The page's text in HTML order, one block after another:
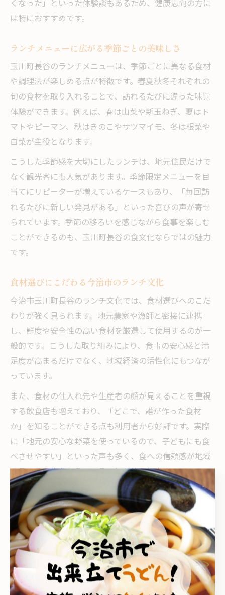
くなった」といった体験談もあるため、健康志向の方に
は特におすすめです。
ランチメニューに広がる季節ごとの美味しさ
玉川町長谷のランチメニューは、季節ごとに異なる食材
や調理法が楽しめる点が特徴です。春夏秋冬それぞれの
旬の食材を取り入れることで、訪れるたびに違った味覚
体験ができます。例えば、春は山菜や新玉ねぎ、夏はト
マトやピーマン、秋はきのこやサツマイモ、冬は根菜や
白菜が主役となります。
こうした季節感を大切にしたランチは、地元住民だけで
なく観光客にも人気があります。季節限定メニューを目
当てにリピーターが増えているケースもあり、「毎回訪
れるたびに新しい発見がある」といった喜びの声が寄せ
られています。季節の移ろいを感じながら食事を楽しむ
ことができるのも、玉川町長谷の食文化ならではの魅力
です。
食材選びにこだわる今治市のランチ文化
今治市玉川町長谷のランチ文化では、食材選びへのこだ
わりが強く見られます。地元農家や漁師と密接に連携
し、鮮度や安全性の高い食材を厳選して使用するのが一
般的です。こうした取り組みにより、食事の安心感と満
足度が高まるだけでなく、地域経済の活性化にもつなが
っています。
また、食材の仕入れ先や生産者の顔が見えることを重視
する飲食店も増えており、「どこで、誰が作った食材
か」を知ることができる点も利用者から好評です。実際
に「地元の安心な野菜を使っているので、子どもにも食
べさせやすい」といった声も多く、食への信頼感が地域
のランチ文化を支えていることが分かります。
習慣を体感する玉川町長谷ランチ体験
地元習慣が息づく玉川町長谷のランチ体験
玉川町長谷のランチタイムには、自然豊かな環境と地域
の歴史が融合した独自の習慣が色濃く残っています。地
元の人々は、旬の食材を活かした料理を日常的に楽し